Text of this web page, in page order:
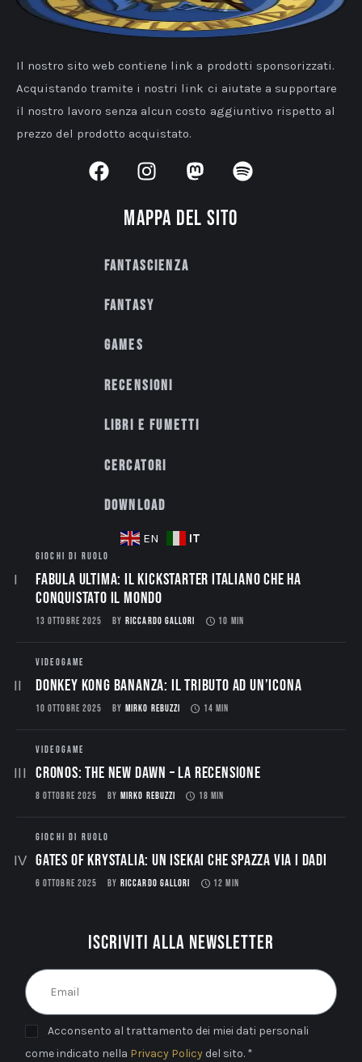
Il nostro sito web contiene link a prodotti sponsorizzati.
Acquistando tramite i nostri link ci aiutate a supportare
il nostro lavoro senza alcun costo aggiuntivo rispetto al
prezzo del prodotto acquistato.
Mappa del sito
Fantascienza
Fantasy
Games
Recensioni
Libri e fumetti
Cercatori
Download
EN IT
GIOCHI DI RUOLO
Fabula Ultima: il Kickstarter italiano che ha
conquistato il mondo
13 OTTOBRE 2025 BY RICCARDO GALLORI 10 MIN
VIDEOGAME
Donkey Kong Bananza: Il Tributo ad un’Icona
10 OTTOBRE 2025 BY MIRKO REBUZZI 14 MIN
VIDEOGAME
CRONOS: THE NEW DAWN – La Recensione
8 OTTOBRE 2025 BY MIRKO REBUZZI 18 MIN
GIOCHI DI RUOLO
Gates of Krystalia: Un Isekai che spazza via i dadi
6 OTTOBRE 2025 BY RICCARDO GALLORI 12 MIN
Iscriviti alla newsletter
Acconsento al trattamento dei miei dati personali
come indicato nella Privacy Policy del sito. *